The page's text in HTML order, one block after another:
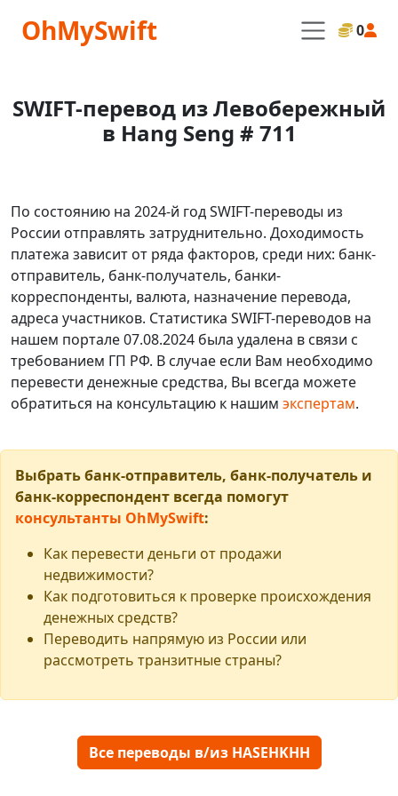
OhMySwift 0
SWIFT-перевод из Левобережный
в Hang Seng # 711
По состоянию на 2024-й год SWIFT-переводы из
России отправлять затруднительно. Доходимость
платежа зависит от ряда факторов, среди них: банк-
отправитель, банк-получатель, банки-
корреспонденты, валюта, назначение перевода,
адреса участников. Статистика SWIFT-переводов на
нашем портале 07.08.2024 была удалена в связи с
требованием ГП РФ. В случае если Вам необходимо
перевести денежные средства, Вы всегда можете
обратиться на консультацию к нашим экспертам.
Выбрать банк-отправитель, банк-получатель и
банк-корреспондент всегда помогут
консультанты OhMySwift:
Как перевести деньги от продажи
недвижимости?
Как подготовиться к проверке происхождения
денежных средств?
Переводить напрямую из России или
рассмотреть транзитные страны?
Все переводы в/из HASEHKHH